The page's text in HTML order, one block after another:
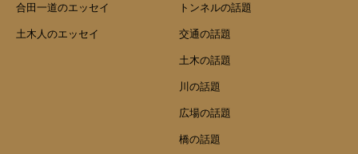
合田一道のエッセイ
土木人のエッセイ
トンネルの話題
交通の話題
土木の話題
川の話題
広場の話題
橋の話題